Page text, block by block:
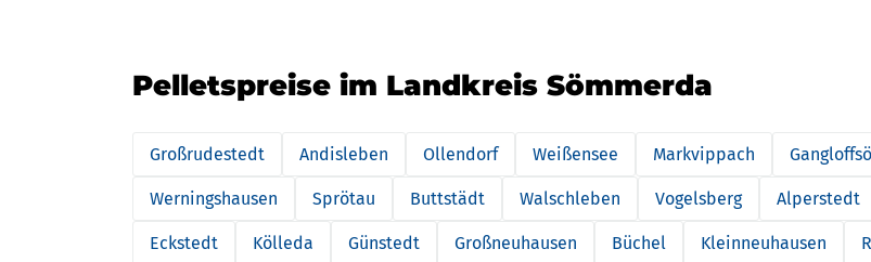
Pelletspreise im Landkreis Sömmerda
Großrudestedt Andisleben Ollendorf Weißensee Markvippach
Werningshausen Sprötau Buttstädt Walschleben Vogelsberg Alperstedt
Eckstedt Kölleda Günstedt Großneuhausen Büchel Kleinneuhausen